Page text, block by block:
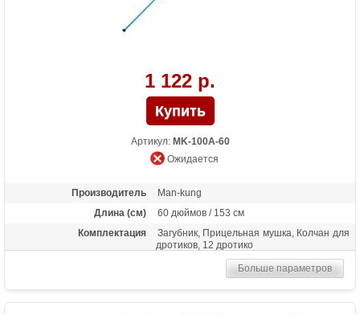
1 122 р.
Артикул: MK-100A-60
Ожидается
Производитель
Man-kung
Длина (см)
60 дюймов / 153 см
Комплектация
Загубник, Прицельная мушка, Колчан для
дротиков, 12 дротико
Больше параметров